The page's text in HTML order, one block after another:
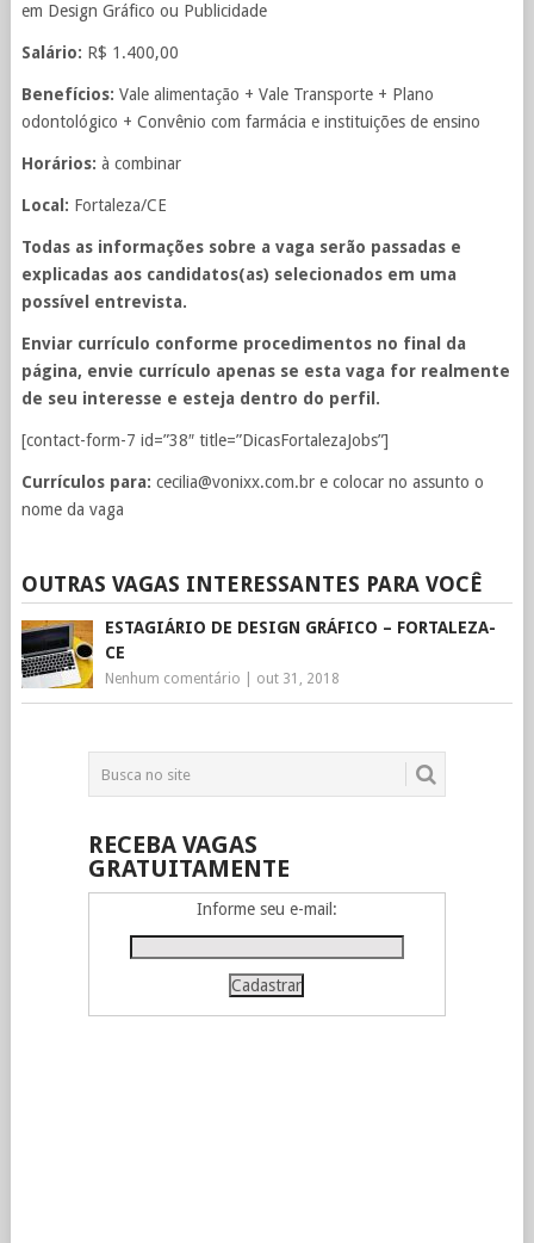
em Design Gráfico ou Publicidade
Salário: R$ 1.400,00
Benefícios: Vale alimentação + Vale Transporte + Plano
odontológico + Convênio com farmácia e instituições de ensino
Horários: à combinar
Local: Fortaleza/CE
Todas as informações sobre a vaga serão passadas e
explicadas aos candidatos(as) selecionados em uma
possível entrevista.
Enviar currículo conforme procedimentos no final da
página, envie currículo apenas se esta vaga for realmente
de seu interesse e esteja dentro do perfil.
[contact-form-7 id=”38″ title=”DicasFortalezaJobs”]
Currículos para: cecilia@vonixx.com.bre colocar no assunto o
nome da vaga
OUTRAS VAGAS INTERESSANTES PARA VOCÊ
ESTAGIÁRIO DE DESIGN GRÁFICO – FORTALEZA-
CE
Nenhum comentário out 31, 2018
RECEBA VAGAS
GRATUITAMENTE
Informe seu e-mail: